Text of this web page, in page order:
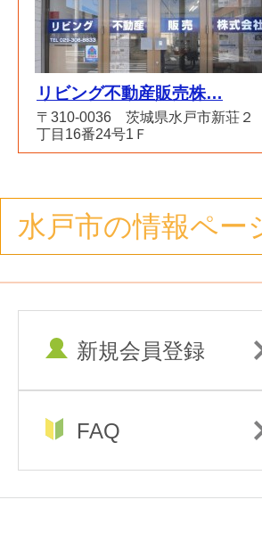
リビング不動産販売株…
〒310-0036 茨城県水戸市新荘２
丁目16番24号1Ｆ
水戸市の情報ペー
新規会員登録
FAQ